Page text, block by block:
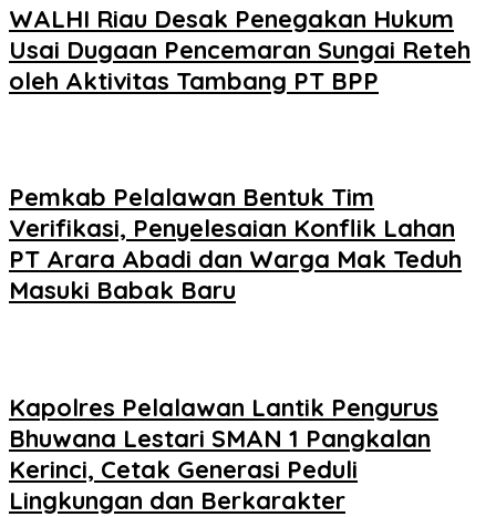
WALHI Riau Desak Penegakan Hukum
Usai Dugaan Pencemaran Sungai Reteh
oleh Aktivitas Tambang PT BPP
Pemkab Pelalawan Bentuk Tim
Verifikasi, Penyelesaian Konflik Lahan
PT Arara Abadi dan Warga Mak Teduh
Masuki Babak Baru
Kapolres Pelalawan Lantik Pengurus
Bhuwana Lestari SMAN 1 Pangkalan
Kerinci, Cetak Generasi Peduli
Lingkungan dan Berkarakter